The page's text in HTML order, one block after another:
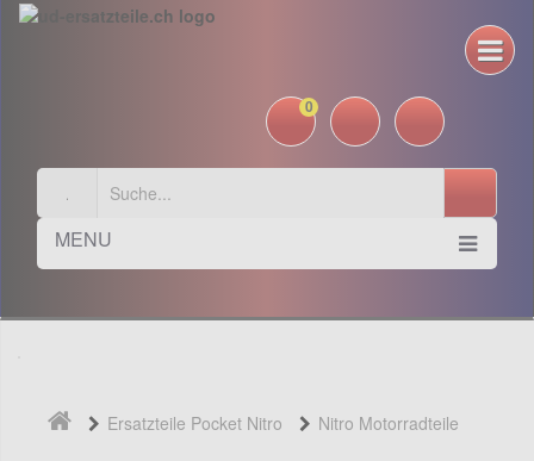
0
MENU
Ersatzteile Pocket Nitro
Nitro Motorradteile